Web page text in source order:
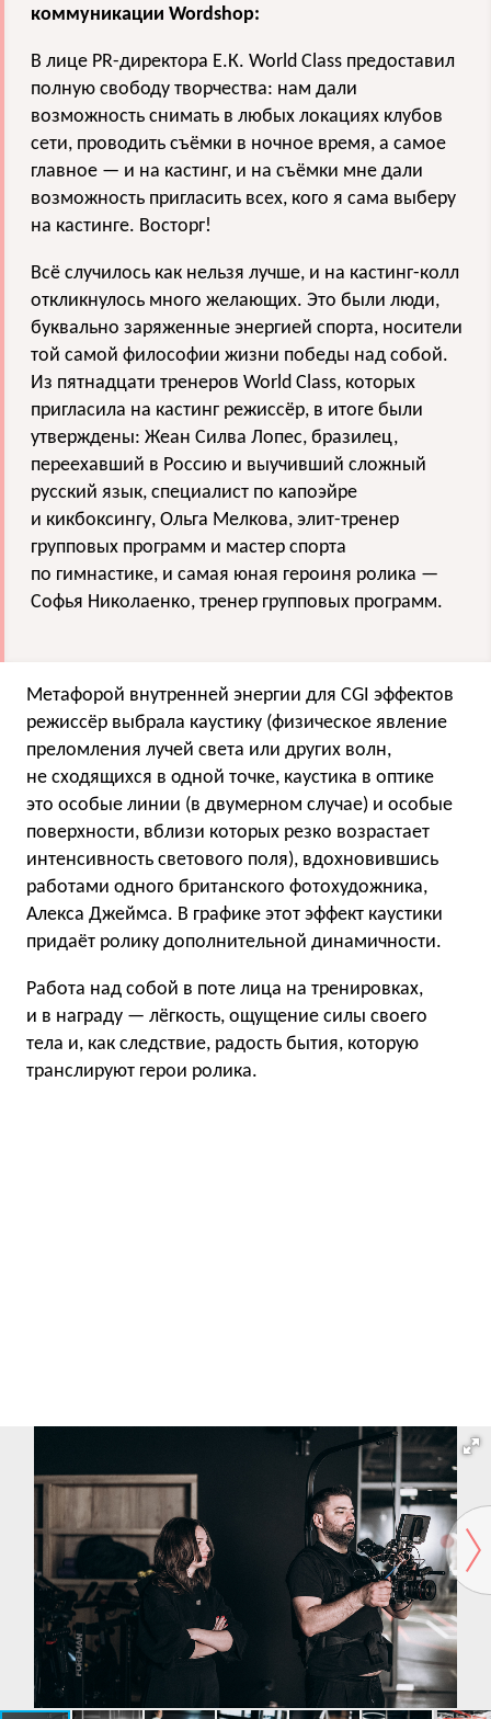
коммуникации Wordshop:
В лице PR-директора Е.К. World Class предоставил
полную свободу творчества: нам дали
возможность снимать в любых локациях клубов
сети, проводить съёмки в ночное время, а самое
главное — и на кастинг, и на съёмки мне дали
возможность пригласить всех, кого я сама выберу
на кастинге. Восторг!
Всё случилось как нельзя лучше, и на кастинг-колл
откликнулось много желающих. Это были люди,
буквально заряженные энергией спорта, носители
той самой философии жизни победы над собой.
Из пятнадцати тренеров World Class, которых
пригласила на кастинг режиссёр, в итоге были
утверждены: Жеан Силва Лопес, бразилец,
переехавший в Россию и выучивший сложный
русский язык, специалист по капоэйре
и кикбоксингу, Ольга Мелкова, элит-тренер
групповых программ и мастер спорта
по гимнастике, и самая юная героиня ролика —
Софья Николаенко, тренер групповых программ.
Метафорой внутренней энергии для CGI эффектов
режиссёр выбрала каустику (физическое явление
преломления лучей света или других волн,
не сходящихся в одной точке, каустика в оптике
это особые линии (в двумерном случае) и особые
поверхности, вблизи которых резко возрастает
интенсивность светового поля), вдохновившись
работами одного британского фотохудожника,
Алекса Джеймса. В графике этот эффект каустики
придаёт ролику дополнительной динамичности.
Работа над собой в поте лица на тренировках,
и в награду — лёгкость, ощущение силы своего
тела и, как следствие, радость бытия, которую
транслируют герои ролика.